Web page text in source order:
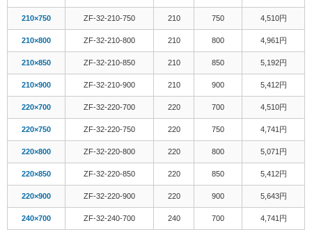
210×750 ZF-32-210-750 210 750 4,510円
210×800 ZF-32-210-800 210 800 4,961円
210×850 ZF-32-210-850 210 850 5,192円
210×900 ZF-32-210-900 210 900 5,412円
220×700 ZF-32-220-700 220 700 4,510円
220×750 ZF-32-220-750 220 750 4,741円
220×800 ZF-32-220-800 220 800 5,071円
220×850 ZF-32-220-850 220 850 5,412円
220×900 ZF-32-220-900 220 900 5,643円
240×700 ZF-32-240-700 240 700 4,741円